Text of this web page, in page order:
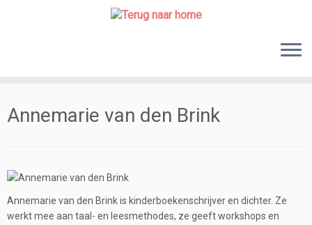
Annemarie van den Brink
Annemarie van den Brink is kinderboekenschrijver en dichter. Ze
werkt mee aan taal- en leesmethodes, ze geeft workshops en